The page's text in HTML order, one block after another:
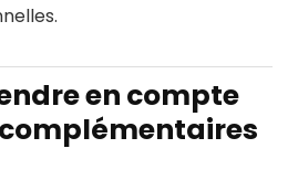
en compte